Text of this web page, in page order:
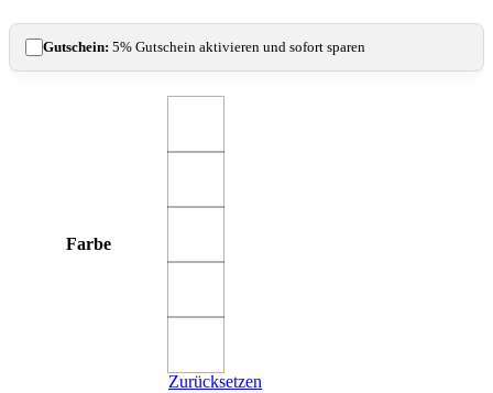
Gutschein: 5% Gutschein aktivieren und sofort sparen
Farbe
Zurücksetzen